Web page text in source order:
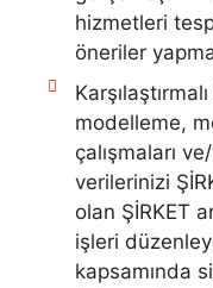
hizmetleri
öneriler
modelleme,
çalışmaları
verilerinizi
olan ŞİRKET
işleri
kapsamında